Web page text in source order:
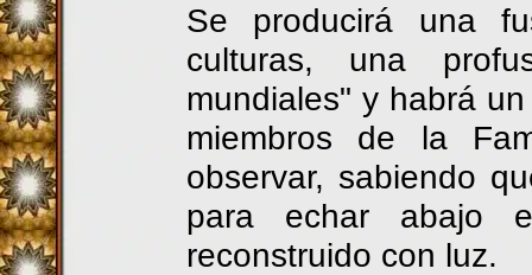
Se producirá una
culturas, una
mundiales" y habrá
miembros de la
observar, sabiendo
para echar abajo
reconstruido con luz.